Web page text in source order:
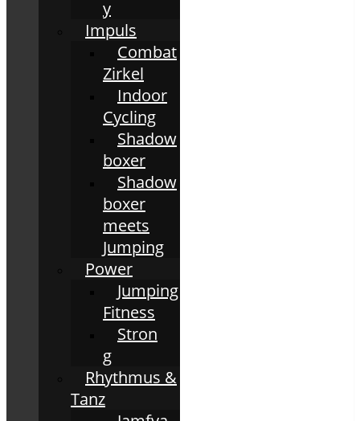
y
Impuls
Combat
Zirkel
Indoor
Cycling
Shadow
boxer
Shadow
boxer
meets
Jumping
Power
Jumping
Fitness
Stron
g
Rhythmus &
Tanz